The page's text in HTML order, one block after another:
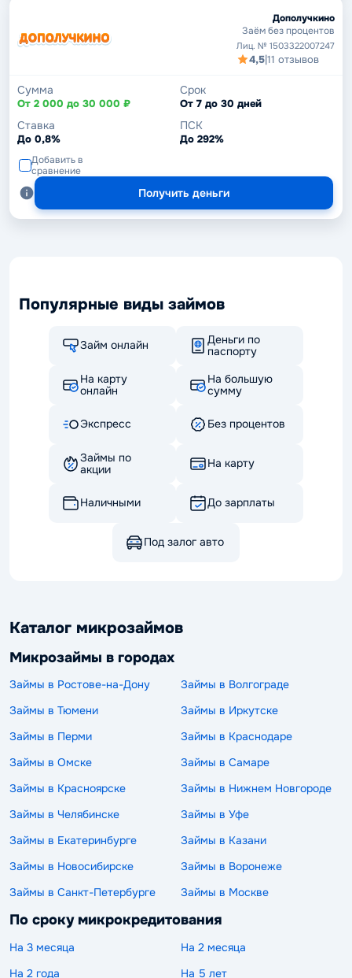
Дополучкино
Заём без процентов
Лиц. № 1503322007247
4,5|11 отзывов
Сумма
От 2 000 до 30 000 ₽
Срок
От 7 до 30 дней
Ставка
До 0,8%
ПСК
До 292%
Добавить в
сравнение
Получить деньги
Популярные виды займов
Займ онлайн
Деньги по
паспорту
На карту
онлайн
На большую
сумму
Экспресс Без процентов
Займы по
акции
На карту
Наличными До зарплаты
Под залог авто
Каталог микрозаймов
Микрозаймы в городах
Займы в Ростове-на-Дону
Займы в Волгограде
Займы в Тюмени
Займы в Иркутске
Займы в Перми
Займы в Краснодаре
Займы в Омске
Займы в Самаре
Займы в Красноярске
Займы в Нижнем Новгороде
Займы в Челябинске
Займы в Уфе
Займы в Екатеринбурге
Займы в Казани
Займы в Новосибирске
Займы в Воронеже
Займы в Санкт-Петербурге
Займы в Москве
По сроку микрокредитования
На 3 месяца
На 2 месяца
На 2 года
На 5 лет